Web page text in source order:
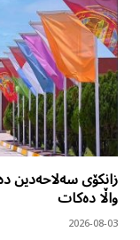
زانکۆی سەلاحەدین
واڵا دەکات
2026-08-03